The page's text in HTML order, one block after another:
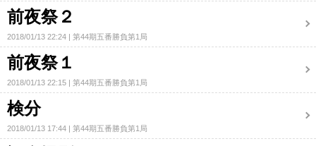
前夜祭２
2018/01/13 22:24 第44期五番勝負第1局
前夜祭１
2018/01/13 22:15 第44期五番勝負第1局
検分
2018/01/13 17:44 第44期五番勝負第1局